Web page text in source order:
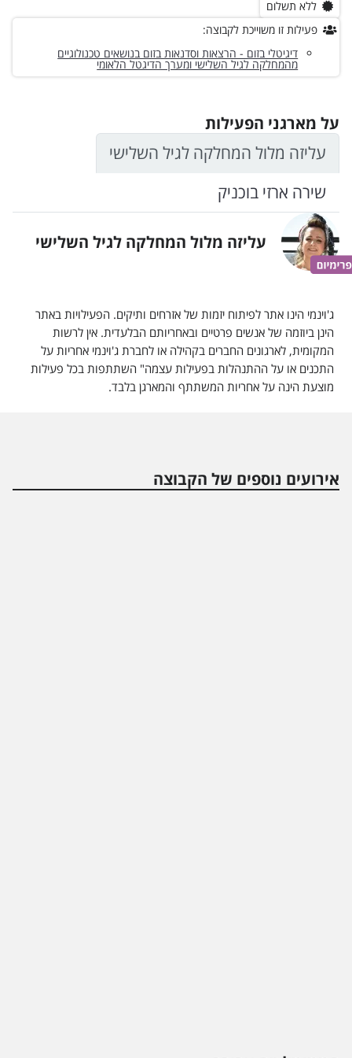
ללא תשלום
פעילות זו משוייכת לקבוצה:
דיגיטלי בזום - הרצאות וסדנאות בזום בנושאים טכנולוגיים
מהמחלקה לגיל השלישי ומערך הדיגטל הלאומי
על מארגני הפעילות
עליזה מלול המחלקה לגיל השלישי
שירה ארזי בוכניק
עליזה מלול המחלקה לגיל השלישי
ג'וינמי הינו אתר לפיתוח יזמות של אזרחים ותיקים. הפעילויות באתר
הינן ביוזמה של אנשים פרטיים ובאחריותם הבלעדית. אין לרשות
המקומית, לארגונים החברים בקהילה או לחברת ג'וינמי אחריות על
התכנים או על ההתנהלות בפעילות עצמה" השתתפות בכל פעילות
מוצעת הינה על אחריות המשתתף והמארגן בלבד.
אירועים נוספים של הקבוצה